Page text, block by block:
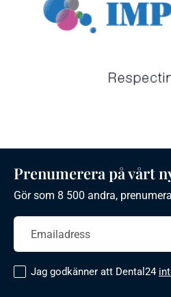
Prenumerera på vårt
Gör som 8 500 andra,
Jag godkänner att Dental24